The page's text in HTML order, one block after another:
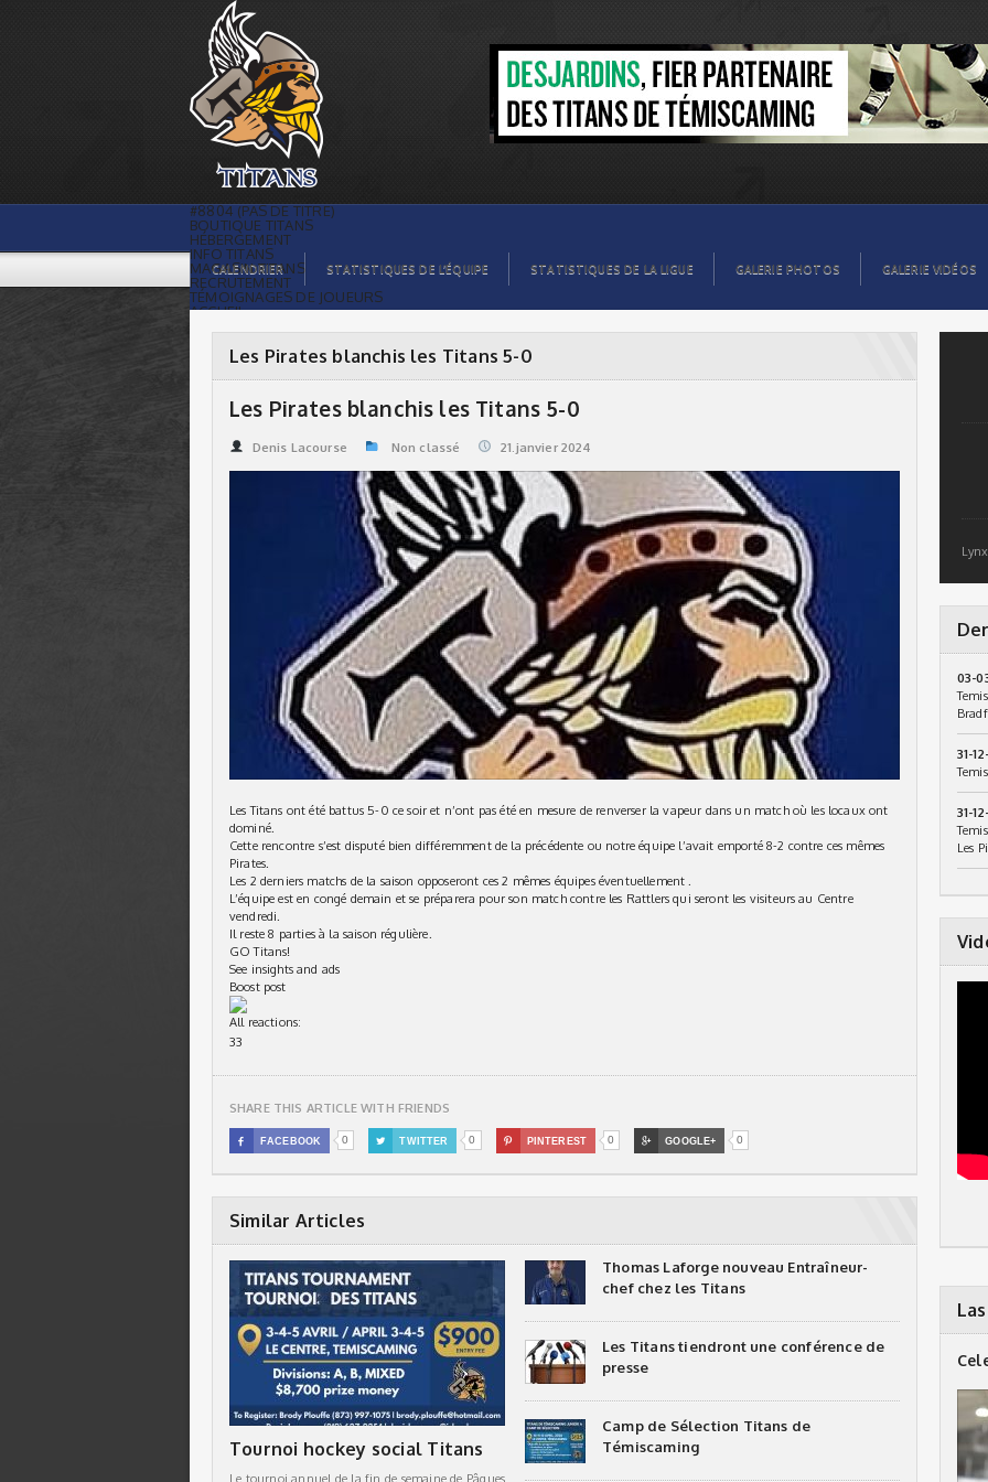
Les Pirates blanchis les Titans 5-0 |
Titans de témiscaming
#8804 (PAS DE TITRE)
BOUTIQUE TITANS
HÉBERGEMENT
INFO TITANS
MAGASIN TITANS
RECRUTEMENT
TÉMOIGNAGES DE JOUEURS
ACCUEIL
GALERIE PHOTOS
STATISTIQUES
ORGANISATION
CALENDRIER
COMMANDITAIRES
STATISTIQUES DE LA LIGUE
CALENDRIER STATISTIQUES DE L’ÉQUIPE STATISTIQUES DE LA LIGUE GALERIE PHOTOS GALERIE VIDÉOS
Les Pirates blanchis les Titans 5-0
Les Pirates blanchis les Titans 5-0
Denis Lacourse Non classé 21.janvier 2024
Les Titans ont été battus 5-0 ce soir et n’ont pas été en mesure de renverser la vapeur dans un match où les locaux ont
dominé.
Cette rencontre s’est disputé bien différemment de la précédente ou notre équipe l’avait emporté 8-2 contre ces mêmes
Pirates.
Les 2 derniers matchs de la saison opposeront ces 2 mêmes équipes éventuellement .
L’équipe est en congé demain et se préparera pour son match contre les Rattlers qui seront les visiteurs au Centre
vendredi.
Il reste 8 parties à la saison régulière.
GO Titans!
See insights and ads
Boost post
All reactions:
33
SHARE THIS ARTICLE WITH FRIENDS
 FACEBOOK 0  TWITTER 0  PINTEREST 0  GOOGLE+ 0
Similar Articles
Tournoi hockey social Titans
Le tournoi annuel de la fin de semaine de Pâques
Thomas Laforge nouveau Entraîneur-
chef chez les Titans
Les Titans tiendront une conférence de
presse
Camp de Sélection Titans de
Témiscaming
03-
31-
31-
Les